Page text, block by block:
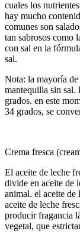
cuales los
hay mucho
comunes son
tan sabrosos como
con sal en la
sal.
Nota: la mayoría de
mantequilla sin sal.
grados. en este
34 grados, se
Crema fresca
El aceite de leche
divide en aceite de
animal. el aceite de
aceite de leche
producir fragancia
vegetal, que